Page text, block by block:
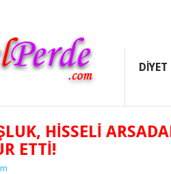
DIYET
HISSELI
ETTI!